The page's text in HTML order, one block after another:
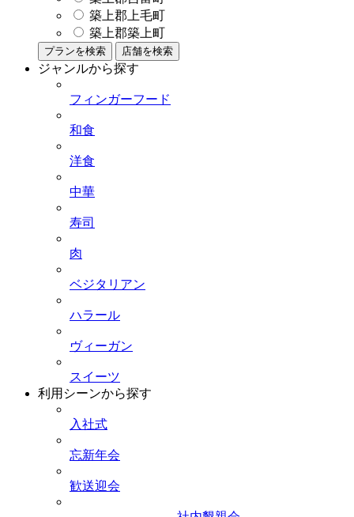
築上郡上毛町
築上郡築上町
プランを検索 店舗を検索
ジャンルから探す
フィンガーフード
和食
洋食
中華
寿司
肉
ベジタリアン
ハラール
ヴィーガン
スイーツ
利用シーンから探す
入社式
忘新年会
歓送迎会